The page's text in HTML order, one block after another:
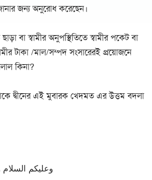
জন্য অনুরোধ করেছেন।
বা স্বামীর অনুপস্থিতিতে স্বামীর পকেট বা
টাকা /মাল/সম্পদ সংসারেরই প্রয়োজনে
কিনা?
দ্বীনের এই মুবারক খেদমত এর উত্তম বদলা
وعليكم السلام